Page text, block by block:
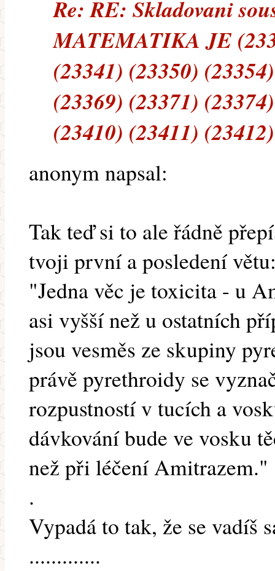
Re: RE: Skladovani
MATEMATIKA JE
(23341) (23350)
(23369) (23371)
(23410) (23411)
anonym napsal:
Tak teď si to ale řádně
tvoji první a posledení
"Jedna věc je toxicita - u
asi vyšší než u ostatních
jsou vesměs ze skupiny
právě pyrethroidy se
rozpustností v tucích a
dávkování bude ve vosku
než při léčení Amitrazem."
.
Vypadá to tak, že se vadíš
.............